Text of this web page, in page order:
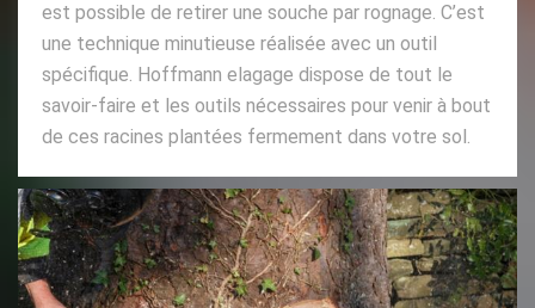
est possible de retirer une souche par rognage. C’est
une technique minutieuse réalisée avec un outil
spécifique. Hoffmann elagage dispose de tout le
savoir-faire et les outils nécessaires pour venir à bout
de ces racines plantées fermement dans votre sol.